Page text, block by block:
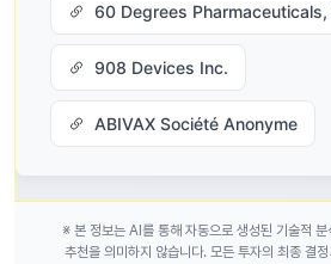
60 Degrees Pharmaceuticals,
908 Devices Inc.
ABIVAX Société Anonyme
※ 본 정보는 AI를 통해 자동으로 생성된 기술적
추천을 의미하지 않습니다. 모든 투자의 최종 결